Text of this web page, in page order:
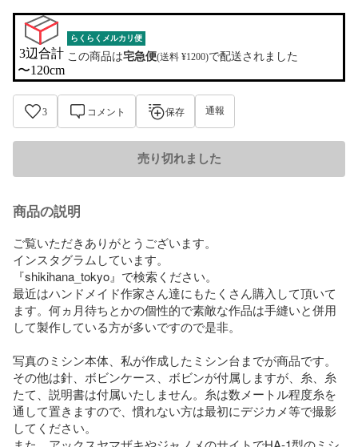
3辺合計
〜120cm
らくらくメルカリ便
この商品は宅急便(送料 ¥1200)で配送されました
3 コメント 保存 通報
売り切れました
商品の説明
ご覧いただきありがとうございます。
インスタグラムしています。
『shikihana_tokyo』で検索ください。
最近はハンドメイド作家さん達にもたくさん購入して頂いて
ます。何ヵ月待ちとかの個性的で素敵な作品は手縫いと併用
して製作している方が多いですので是非。
写真のミシン本体、私が作成したミシン台までが商品です。
その他は針、ボビンケース、ボビンが付属しますが、糸、糸
たて、説明書は付属いたしません。糸は数メートル程度糸を
通して置きますので、慣れない方は最初にデジカメ等で撮影
してください。